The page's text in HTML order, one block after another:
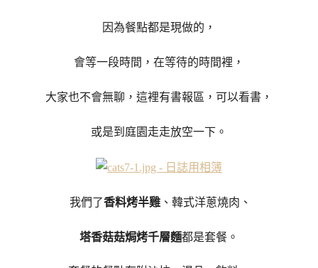
因為餐點都是現做的，
會等一段時間，在等待的時間裡，
大家也不會無聊，這裡有書報區，可以看書，
或是到庭園走走放空一下。
我們了香料烤半雞 、韓式洋蔥燒肉、
塔香菇菇焗烤千層麵都是套餐。